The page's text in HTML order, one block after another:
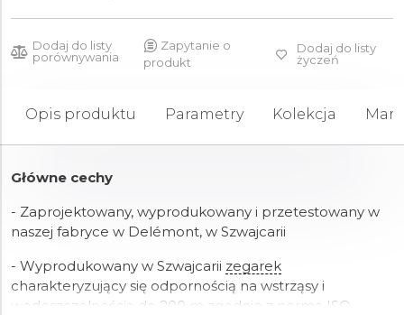
Dodaj do listy
porównywania
Zapytanie o
produkt
Dodaj do listy
życzeń
Opis produktu Parametry Kolekcja
Główne cechy
- Zaprojektowany, wyprodukowany i przetestowany w
naszej fabryce w Delémont, w Szwajcarii
- Wyprodukowany w Szwajcarii zegarek
charakteryzujący się odpornością na wstrząsy i
wodoszczelnością do 200 m zgodnie z normą ISO